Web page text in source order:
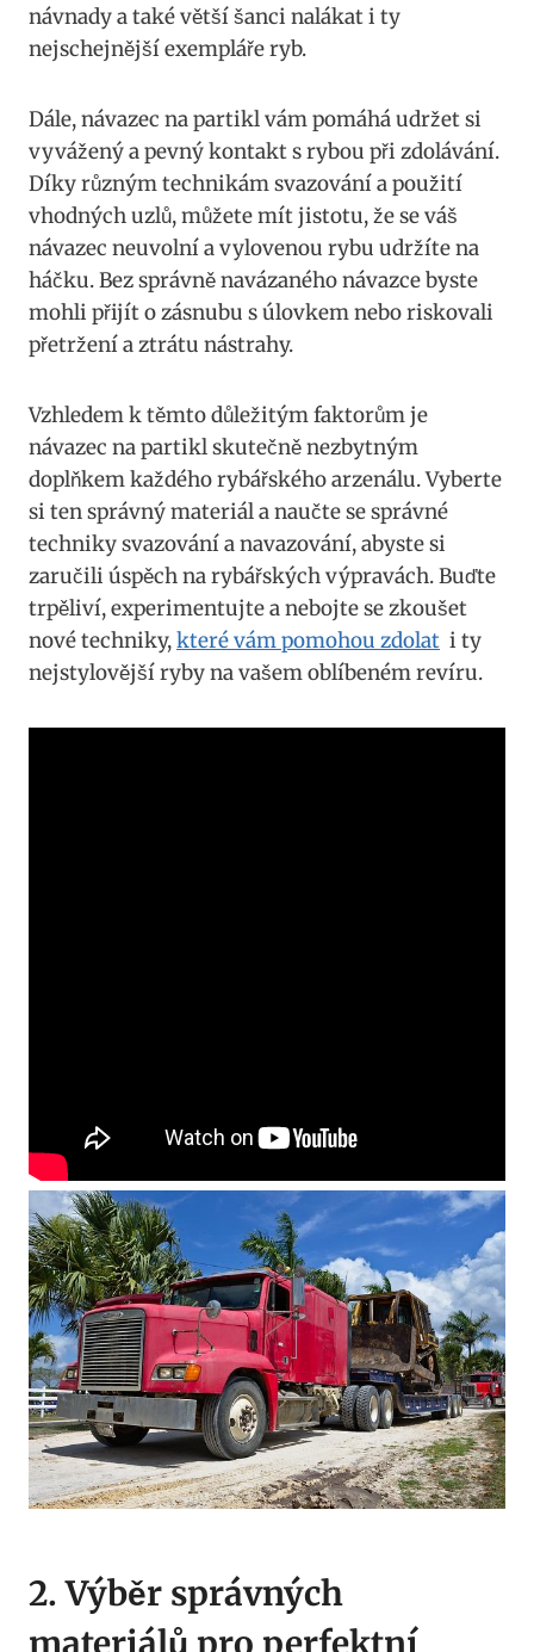
návnady a také větší ‌šanci nalákat i ty
nejschejnější⁤ exempláře ryb.
Dále, návazec na partikl ⁣vám pomáhá udržet si
vyvážený⁢ a pevný kontakt s rybou při zdolávání.
Díky různým ⁣technikám svazování a použití
vhodných uzlů, můžete​ mít jistotu, ⁢že se váš
návazec ​neuvolní a vylovenou‌ rybu ⁢udržíte na
háčku. Bez správně navázaného návazce byste‌
mohli přijít o zásnubu s úlovkem nebo riskovali
přetržení a ztrátu nástrahy.
Vzhledem k těmto důležitým faktorům je
⁤návazec na partikl skutečně nezbytným
‌doplňkem každého rybářského arzenálu. Vyberte
si ten správný materiál a naučte se správné
techniky svazování a​ navazování, ‍abyste si
zaručili úspěch na rybářských výpravách. Buďte
trpěliví, experimentujte a nebojte ‍se zkoušet
nové techniky,které​ vám pomohou zdolat ⁤ i ty
nejstylovější ryby na vašem oblíbeném revíru.
2. Výběr správných